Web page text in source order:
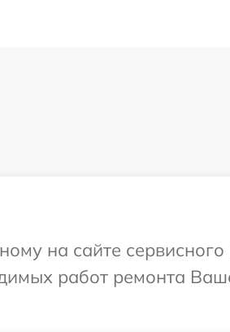
на сайте сервисного
работ ремонта